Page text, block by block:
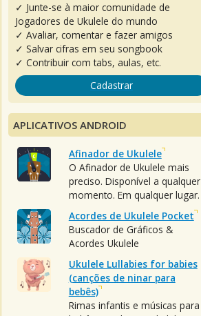
✓ Junte-se à maior comunidade de
Jogadores de Ukulele do mundo
✓ Avaliar, comentar e fazer amigos
✓ Salvar cifras em seu songbook
✓ Contribuir com tabs, aulas, etc.
Cadastrar
APLICATIVOS ANDROID
Afinador de Ukulele
O Afinador de Ukulele mais
preciso. Disponível a qualquer
momento. Em qualquer lugar.
Acordes de Ukulele Pocket
Buscador de Gráficos &
Acordes Ukulele
Ukulele Lullabies for babies
(canções de ninar para
bebês)
Rimas infantis e músicas para